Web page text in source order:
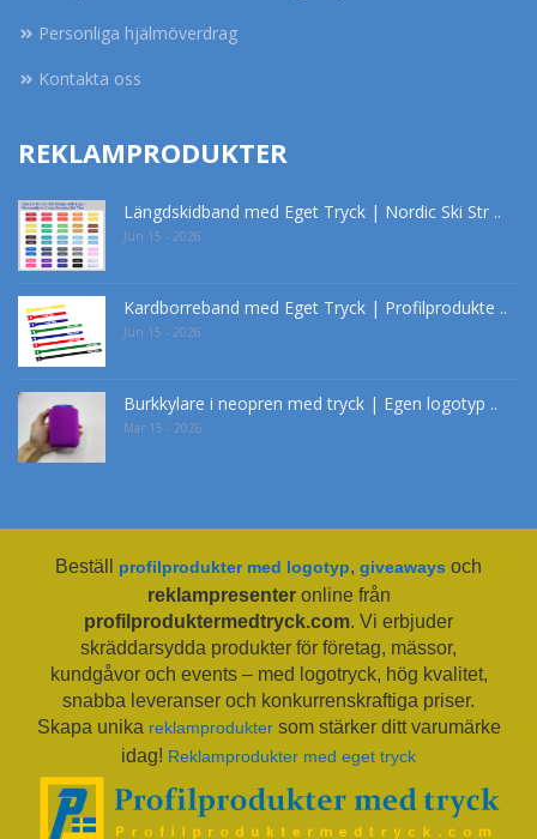
Personliga hjälmöverdrag
Kontakta oss
REKLAMPRODUKTER
Längdskidband med Eget Tryck | Nordic Ski Str ..
Jun 15 - 2026
Kardborreband med Eget Tryck | Profilprodukte ..
Jun 15 - 2026
Burkkylare i neopren med tryck | Egen logotyp ..
Mar 15 - 2026
Beställ profilprodukter med logotyp, giveaways och
reklampresenteronline från
profilproduktermedtryck.com. Vi erbjuder
skräddarsydda produkter för företag, mässor,
kundgåvor och events – med logotryck, hög kvalitet,
snabba leveranser och konkurrenskraftiga priser.
Skapa unika reklamproduktersom stärker ditt varumärke
idag! Reklamprodukter med eget tryck